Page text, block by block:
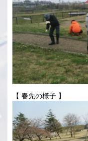
【 春先の様子 】